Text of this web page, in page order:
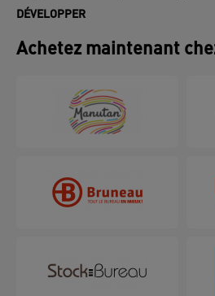
idéales pour une utilisation
Conçues avec la technologie
correctement pour une
bourrage. La surface brillante
couleurs, tandis que les bords
plastification résistantes à
une protection durable contre
un résultat parfait à chaque
pack de 100.
DÉVELOPPER
Achetez maintenant